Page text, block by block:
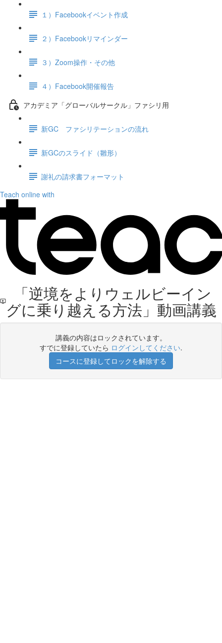
１）Facebookイベント作成
２）Facebookリマインダー
３）Zoom操作・その他
４）Facebook開催報告
アカデミア「グローバルサークル」ファシリ用
新GC ファシリテーションの流れ
新GCのスライド（雛形）
謝礼の請求書フォーマット
Teach online with
「逆境をよりウェルビーイン
グに乗り越える方法」動画講義
講義の内容はロックされています。
すでに登録していたら ログインしてください.
コースに登録してロックを解除する